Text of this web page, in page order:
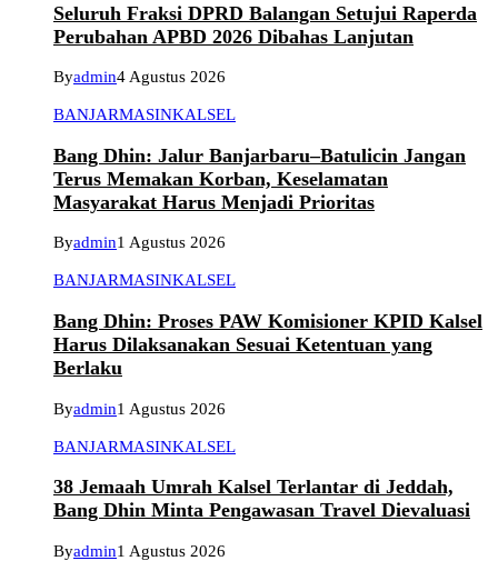
Seluruh Fraksi DPRD Balangan Setujui Raperda
Perubahan APBD 2026 Dibahas Lanjutan
Byadmin4 Agustus 2026
BANJARMASINKALSEL
Bang Dhin: Jalur Banjarbaru–Batulicin Jangan
Terus Memakan Korban, Keselamatan
Masyarakat Harus Menjadi Prioritas
Byadmin1 Agustus 2026
BANJARMASINKALSEL
Bang Dhin: Proses PAW Komisioner KPID Kalsel
Harus Dilaksanakan Sesuai Ketentuan yang
Berlaku
Byadmin1 Agustus 2026
BANJARMASINKALSEL
38 Jemaah Umrah Kalsel Terlantar di Jeddah,
Bang Dhin Minta Pengawasan Travel Dievaluasi
Byadmin1 Agustus 2026